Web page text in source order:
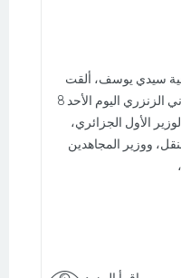
68 لأحداث ساقية سيدي يوسف، ألقت
رئيسة الحكومة السيدة سارة الزعفراني الزنزري اليوم الأحد 8
بالوزير الأول الجزائري،
ووزير المجاهدين